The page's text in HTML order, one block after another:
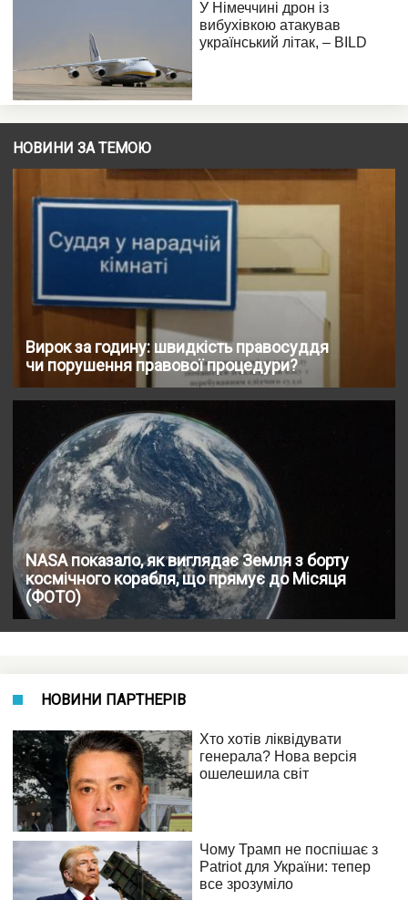
НОВИНИ ЗА ТЕМОЮ
Вирок за годину: швидкість правосуддя
чи порушення правової процедури?
NASA показало, як виглядає Земля з борту
космічного корабля, що прямує до Місяця
(ФОТО)
НОВИНИ ПАРТНЕРІВ